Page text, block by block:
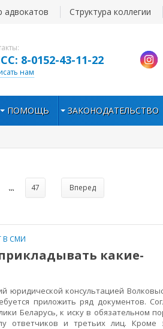
8-0152-43-11-22
нам
адвокатов Структура коллегии
ПОМОЩЬ ЗАКОНОДАТЕЛЬСТВО
... 47 Вперед
В СМИ
какие-
консультацией
приложить ряд документов.
Беларусь, к иску в обязательном
ответчиков и третьих лиц. Кроме